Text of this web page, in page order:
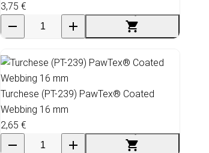
3,75 €
Turchese (PT-239) PawTex® Coated
Webbing 16 mm
2,65 €